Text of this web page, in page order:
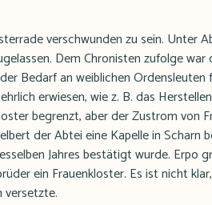
verschwunden zu sein. Unter
Dem Chronisten zufolge
Bedarf an weiblichen Ordensleuten
erwiesen, wie z. B. das
begrenzt, aber der Zustrom von
der Abtei eine Kapelle in Scharn
Jahres bestätigt wurde. Erpo
ein Frauenkloster. Es ist nicht
versetzte.